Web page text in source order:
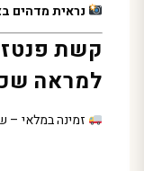
נראית מדהים
קשת
למראה
זמינה במלאי – שליח